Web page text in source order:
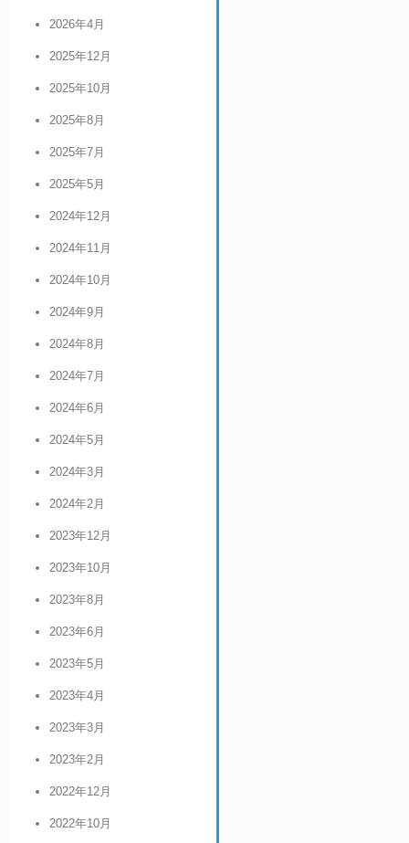
2026年4月
2025年12月
2025年10月
2025年8月
2025年7月
2025年5月
2024年12月
2024年11月
2024年10月
2024年9月
2024年8月
2024年7月
2024年6月
2024年5月
2024年3月
2024年2月
2023年12月
2023年10月
2023年8月
2023年6月
2023年5月
2023年4月
2023年3月
2023年2月
2022年12月
2022年10月